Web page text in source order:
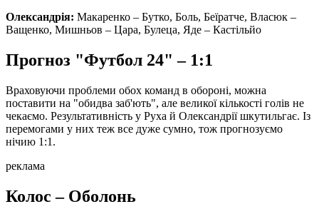
Олександрія: Макаренко – Бутко, Боль, Беїратче, Власюк –
Ващенко, Мишньов – Цара, Булеца, Яде – Кастільйо
Прогноз "Футбол 24" – 1:1
Враховуючи проблеми обох команд в обороні, можна
поставити на "обидва заб'ють", але великої кількості голів не
чекаємо. Результативність у Руха й Олександрії шкутильгає. Із
перемогами у них теж все дуже сумно, тож прогнозуємо
нічию 1:1.
реклама
Колос – Оболонь